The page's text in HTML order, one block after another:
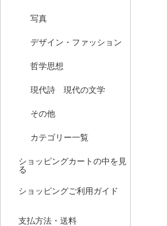
写真
デザイン・ファッション
哲学思想
現代詩 現代の文学
その他
カテゴリー一覧
ショッピングカートの中を見
る
ショッピングご利用ガイド
支払方法・送料